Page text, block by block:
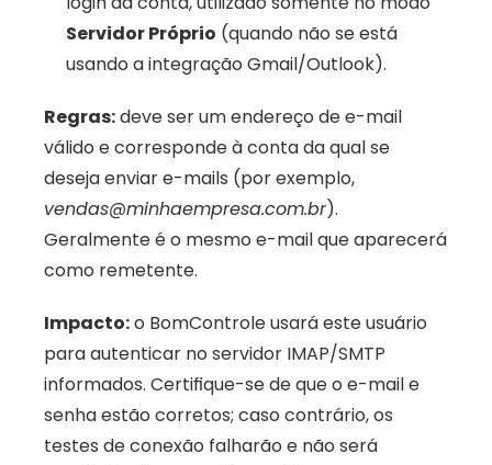
Servidor Próprio (quando não se está
usando a integração Gmail/Outlook).
Regras: deve ser um endereço de e-mail
válido e corresponde à conta da qual se
vendas@minhaempresa.com.br).
Geralmente é o mesmo e-mail que aparecerá
como remetente.
Impacto: o BomControle usará este usuário
para autenticar no servidor IMAP/SMTP
informados. Certifique-se de que o e-mail e
senha estão corretos; caso contrário, os
testes de conexão falharão e não será